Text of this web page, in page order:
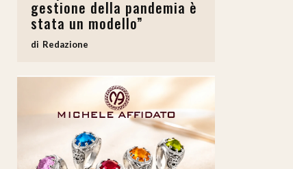
gestione della pandemia è
stata un modello”
Redazione